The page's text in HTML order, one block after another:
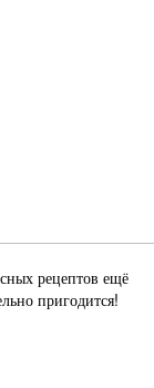
рецептов ещё
пригодится!